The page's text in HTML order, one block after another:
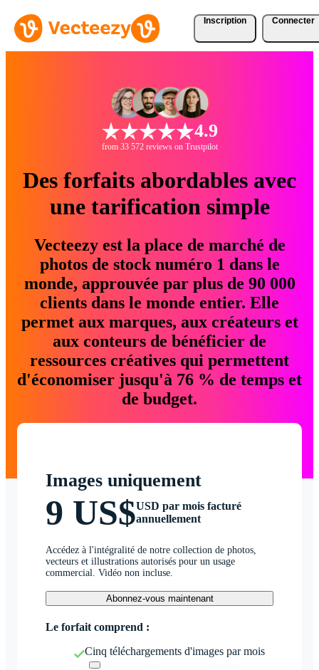
Inscription Connecter
4.9
from 33 572 reviews on Trustpilot
Des forfaits abordables avec
une tarification simple
Vecteezy est la place de marché de
photos de stock numéro 1 dans le
monde, approuvée par plus de 90 000
clients dans le monde entier. Elle
permet aux marques, aux créateurs et
aux conteurs de bénéficier de
ressources créatives qui permettent
d'économiser jusqu'à 76 % de temps et
de budget.
Images uniquement
9 US$USD par mois facturé
annuellement
Accédez à l'intégralité de notre collection de photos,
vecteurs et illustrations autorisés pour un usage
commercial. Vidéo non incluse.
Abonnez-vous maintenant
Le forfait comprend :
Cinq téléchargements d'images par mois